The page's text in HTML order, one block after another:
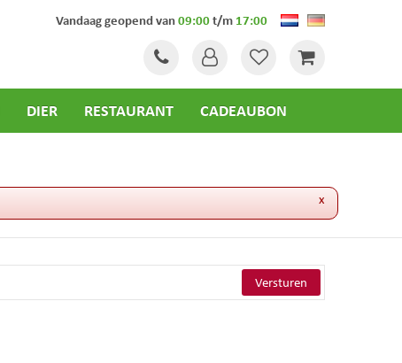
Vandaag geopend van09:00t/m17:00
DIER RESTAURANT CADEAUBON
x